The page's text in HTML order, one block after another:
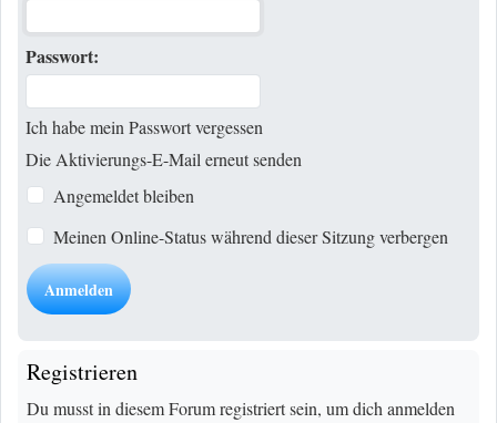
Passwort:
Ich habe mein Passwort vergessen
Die Aktivierungs-E-Mail erneut senden
Angemeldet bleiben
Meinen Online-Status während dieser Sitzung verbergen
Registrieren
Du musst in diesem Forum registriert sein, um dich anmelden